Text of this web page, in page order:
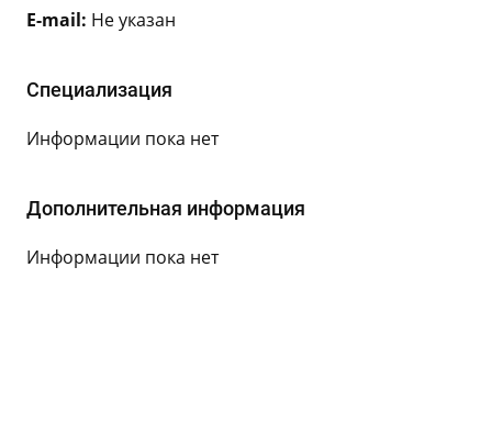
E-mail: Не указан
Специализация
Информации пока нет
Дополнительная информация
Информации пока нет